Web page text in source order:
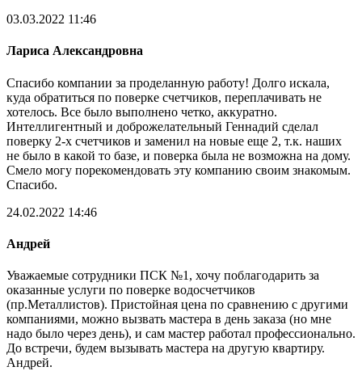
03.03.2022 11:46
Лариса Александровна
Спасибо компании за проделанную работу! Долго искала,
куда обратиться по поверке счетчиков, переплачивать не
хотелось. Все было выполнено четко, аккуратно.
Интеллигентный и доброжелательный Геннадий сделал
поверку 2-х счетчиков и заменил на новые еще 2, т.к. наших
не было в какой то базе, и поверка была не возможна на дому.
Смело могу порекомендовать эту компанию своим знакомым.
Спасибо.
24.02.2022 14:46
Андрей
Уважаемые сотрудники ПСК №1, хочу поблагодарить за
оказанные услуги по поверке водосчетчиков
(пр.Металлистов). Пристойная цена по сравнению с другими
компаниями, можно вызвать мастера в день заказа (но мне
надо было через день), и сам мастер работал профессионально.
До встречи, будем вызывать мастера на другую квартиру.
Андрей.